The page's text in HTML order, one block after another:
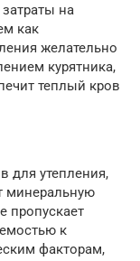
на
как
желательно
курятника,
теплый кров
для утепления,
минеральную
пропускает
к
факторам,